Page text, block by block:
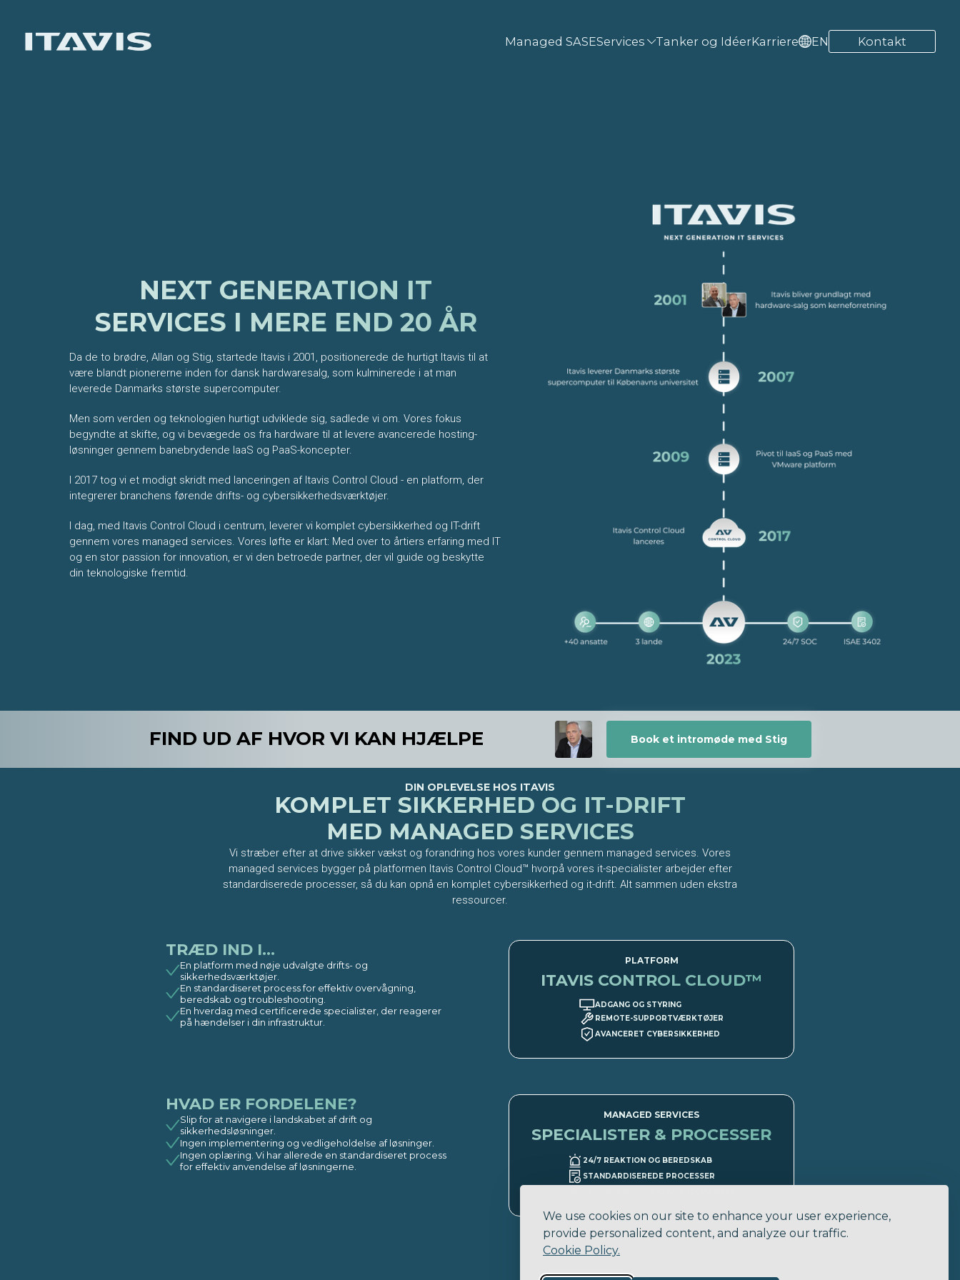
We use cookies on our site to enhance your user experience,
provide personalized content, and analyze our traffic.
Cookie Policy.
Managed SASEServices Tanker og IdéerKarriere EN Kontakt
NEXT GENERATION IT
SERVICES I MERE END 20 ÅR
Da de to brødre, Allan og Stig, startede Itavis i 2001, positionerede de hurtigt Itavis til at
være blandt pionererne inden for dansk hardwaresalg, som kulminerede i at man
leverede Danmarks største supercomputer.
Men som verden og teknologien hurtigt udviklede sig, sadlede vi om. Vores fokus
begyndte at skifte, og vi bevægede os fra hardware til at levere avancerede hosting-
løsninger gennem banebrydende IaaS og PaaS-koncepter.
I 2017 tog vi et modigt skridt med lanceringen af Itavis Control Cloud - en platform, der
integrerer branchens førende drifts- og cybersikkerhedsværktøjer.
I dag, med Itavis Control Cloud i centrum, leverer vi komplet cybersikkerhed og IT-drift
gennem vores managed services. Vores løfte er klart: Med over to årtiers erfaring med IT
og en stor passion for innovation, er vi den betroede partner, der vil guide og beskytte
din teknologiske fremtid.
FIND UD AF HVOR VI KAN HJÆLPE Book et intromøde med Stig
DIN OPLEVELSE HOS ITAVIS
KOMPLET SIKKERHED OG IT-DRIFT
MED MANAGED SERVICES
Vi stræber efter at drive sikker vækst og forandring hos vores kunder gennem managed services. Vores
managed services bygger på platformen Itavis Control Cloud™ hvorpå vores it-specialister arbejder efter
standardiserede processer, så du kan opnå en komplet cybersikkerhed og it-drift. Alt sammen uden ekstra
ressourcer.
TRÆD IND I...
En platform med nøje udvalgte drifts- og
sikkerhedsværktøjer.
En standardiseret process for effektiv overvågning,
beredskab og troubleshooting.​
En hverdag med certificerede specialister, der reagerer
på hændelser i din infrastruktur.​
PLATFORM
ITAVIS CONTROL CLOUD™
ADGANG OG STYRING
REMOTE-SUPPORTVÆRKTØJER
AVANCERET CYBERSIKKERHED
HVAD ER FORDELENE?
Slip for at navigere i landskabet af drift og
sikkerhedsløsninger.​
Ingen implementering og vedligeholdelse af løsninger.
Ingen oplæring. Vi har allerede en standardiseret process
for effektiv anvendelse af løsningerne.​
MANAGED SERVICES
SPECIALISTER & PROCESSER
24/7 REAKTION OG BEREDSKAB
STANDARDISEREDE PROCESSER